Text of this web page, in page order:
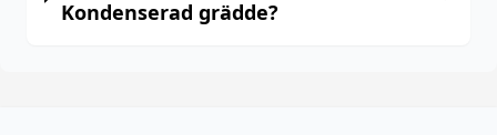
Kondenserad grädde?